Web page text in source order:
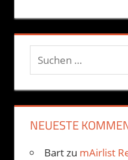
Suchen
nach:
NEUESTE
Bartzu mAirlist